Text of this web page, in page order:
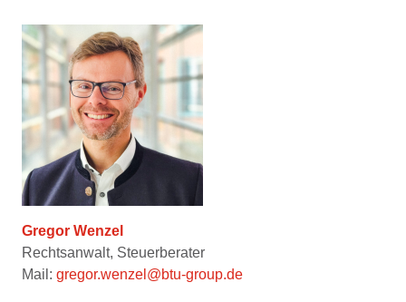
Gregor Wenzel
Rechtsanwalt, Steuerberater
Mail: gregor.wenzel@btu-group.de